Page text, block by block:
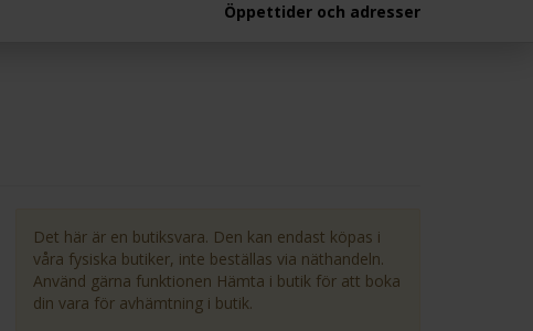
Öppettider och adresser
Det här är en butiksvara. Den kan endast köpas i
våra fysiska butiker, inte beställas via näthandeln.
Använd gärna funktionen Hämta i butik för att boka
din vara för avhämtning i butik.